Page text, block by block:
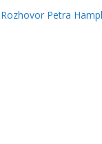
Rozhovor Petra